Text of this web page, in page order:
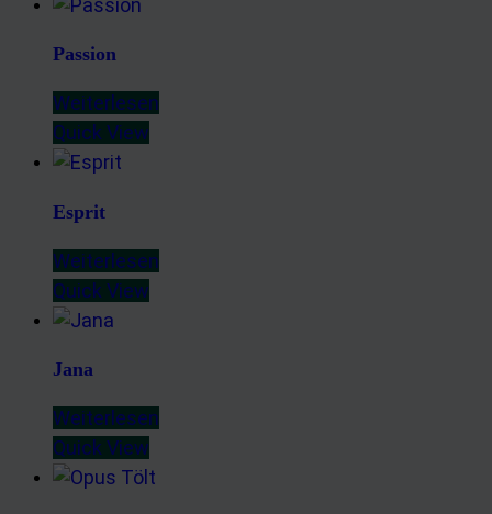
Passion
Weiterlesen
Quick View
Esprit
Weiterlesen
Quick View
Jana
Weiterlesen
Quick View